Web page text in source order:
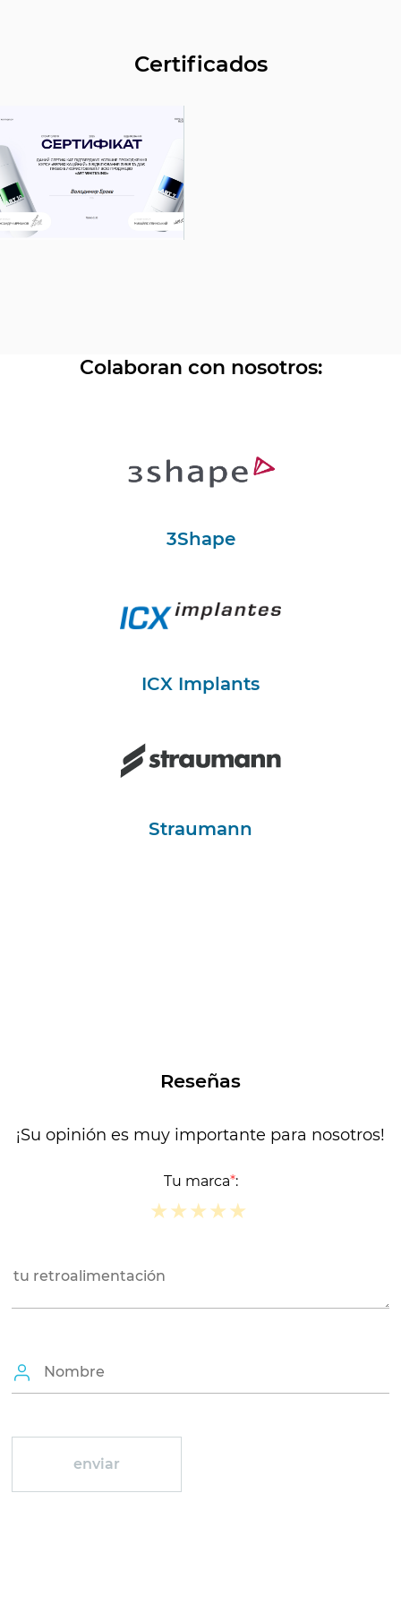
recomendaciones de tu médico, los resultados se
mantendrán durante mucho tiempo.
Certificados
Colaboran con nosotros:
3Shape
ICX Implants
Straumann
Reseñas
¡Su opinión es muy importante para nosotros!
Tu marca*:
★
★★
★★★
★★★★
★★★★★